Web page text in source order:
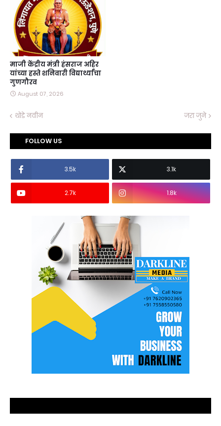
माजी केंद्रीय मंत्री हंसराज अहिर
यांच्या हस्ते शनिवारी विद्यार्थ्यांचा
गुणगौरव
August 07, 2026
थोडे नवीन जरा जुने
FOLLOW US
3.5k 3.1k
2.7k 1.8k